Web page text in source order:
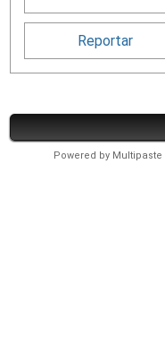
Reportar
Powered by Multipaste